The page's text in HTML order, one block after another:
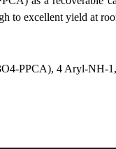
in high to
(Fe3O4-